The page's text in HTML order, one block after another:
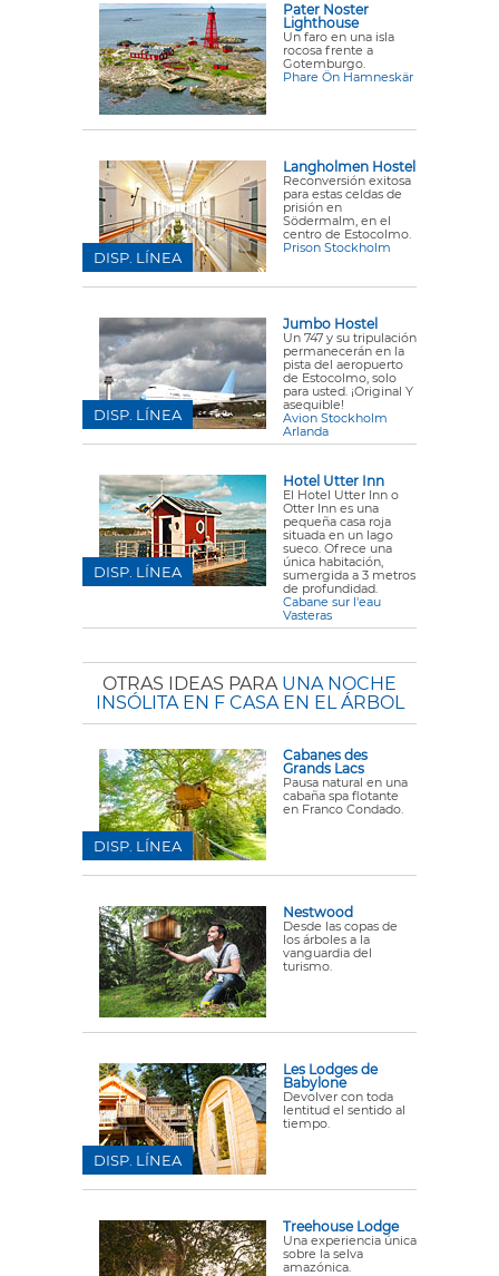
Pater Noster
Lighthouse
Un faro en una isla
rocosa frente a
Gotemburgo.
Phare Ön Hamneskär
Langholmen Hostel
Reconversión exitosa
para estas celdas de
prisión en
Södermalm, en el
centro de Estocolmo.
Prison Stockholm
DISP. LÍNEA
Jumbo Hostel
Un 747 y su tripulación
permanecerán en la
pista del aeropuerto
de Estocolmo, solo
para usted. ¡Original Y
asequible!
Avion Stockholm
Arlanda
DISP. LÍNEA
Hotel Utter Inn
El Hotel Utter Inn o
Otter Inn es una
pequeña casa roja
situada en un lago
sueco. Ofrece una
única habitación,
sumergida a 3 metros
de profundidad.
Cabane sur l'eau
Vasteras
DISP. LÍNEA
OTRAS IDEAS PARA UNA NOCHE
INSÓLITA EN F CASA EN EL ÁRBOL
Cabanes des
Grands Lacs
Pausa natural en una
cabaña spa flotante
en Franco Condado.
DISP. LÍNEA
Nestwood
Desde las copas de
los árboles a la
vanguardia del
turismo.
Les Lodges de
Babylone
Devolver con toda
lentitud el sentido al
tiempo.
DISP. LÍNEA
Treehouse Lodge
Una experiencia única
sobre la selva
amazónica.